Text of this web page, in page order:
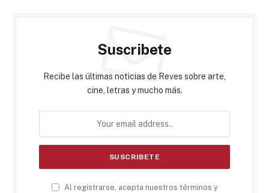
Suscribete
Recibe las últimas noticias de Reves sobre arte,
cine, letras y mucho más.
Al registrarse, acepta nuestros términos y